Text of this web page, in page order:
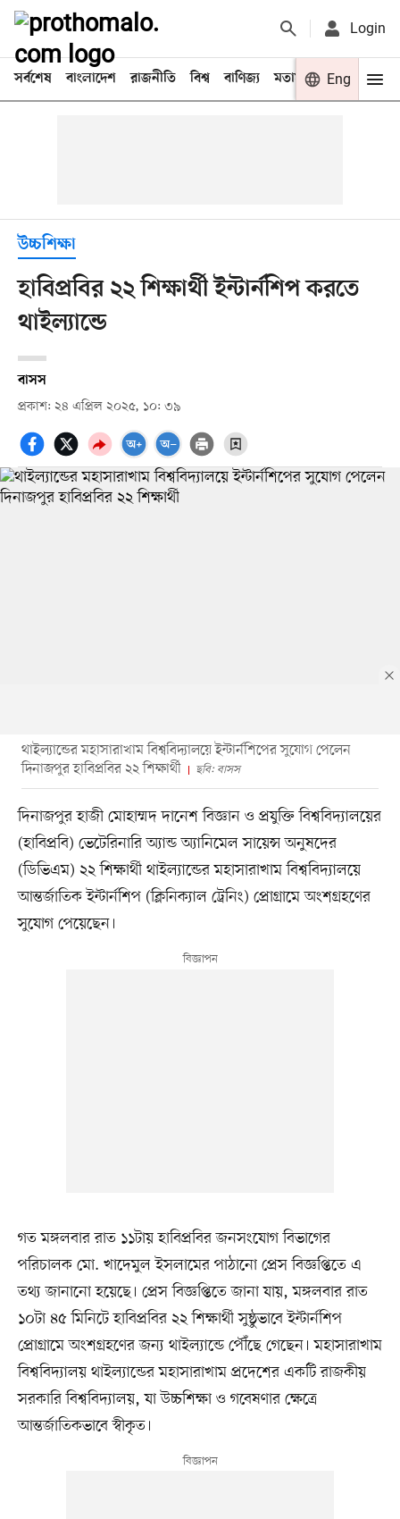
Login
সর্বশেষ বাংলাদেশ রাজনীতি বিশ্ব বাণিজ্য মতামত খেলা
Eng
উচ্চশিক্ষা
হাবিপ্রবির ২২ শিক্ষার্থী ইন্টার্নশিপ করতে
থাইল্যান্ডে
বাসস
প্রকাশ: ২৪ এপ্রিল ২০২৫, ১০: ৩৯
থাইল্যান্ডের মহাসারাখাম বিশ্ববিদ্যালয়ে ইন্টার্নশিপের সুযোগ পেলেন
দিনাজপুর হাবিপ্রবির ২২ শিক্ষার্থী
ছবি: বাসস
দিনাজপুর হাজী মোহাম্মদ দানেশ বিজ্ঞান ও প্রযুক্তি বিশ্ববিদ্যালয়ের
(হাবিপ্রবি) ভেটেরিনারি অ্যান্ড অ্যানিমেল সায়েন্স অনুষদের
(ডিভিএম) ২২ শিক্ষার্থী থাইল্যান্ডের মহাসারাখাম বিশ্ববিদ্যালয়ে
আন্তর্জাতিক ইন্টার্নশিপ (ক্লিনিক্যাল ট্রেনিং) প্রোগ্রামে অংশগ্রহণের
সুযোগ পেয়েছেন।
গত মঙ্গলবার রাত ১১টায় হাবিপ্রবির জনসংযোগ বিভাগের
পরিচালক মো. খাদেমুল ইসলামের পাঠানো প্রেস বিজ্ঞপ্তিতে এ
তথ্য জানানো হয়েছে। প্রেস বিজ্ঞপ্তিতে জানা যায়, মঙ্গলবার রাত
১০টা ৪৫ মিনিটে হাবিপ্রবির ২২ শিক্ষার্থী সুষ্ঠুভাবে ইন্টার্নশিপ
প্রোগ্রামে অংশগ্রহণের জন্য থাইল্যান্ডে পৌঁছে গেছেন। মহাসারাখাম
বিশ্ববিদ্যালয় থাইল্যান্ডের মহাসারাখাম প্রদেশের একটি রাজকীয়
সরকারি বিশ্ববিদ্যালয়, যা উচ্চশিক্ষা ও গবেষণার ক্ষেত্রে
আন্তর্জাতিকভাবে স্বীকৃত।